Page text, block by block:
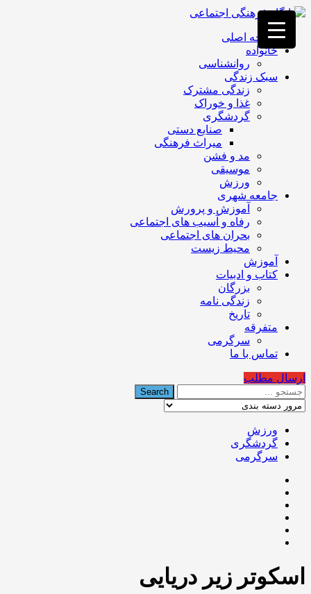
فصد
خون
غرب
تهران
خشکشویی
تصفیه
تهران
صفحه اصلی
خانواده
روانشناسی
سبک زندگی
زندگی مشترک
غذا و خوراک
گردشگری
صنایع دستی
میراث فرهنگی
مد و فشن
موسیقی
ورزش
جامعه شهری
آموزش و پرورش
رفاه و آسیب های اجتماعی
بحران های اجتماعی
محیط زیست
آموزش
کتاب و ادبیات
بزرگان
زندگی نامه
تاریخ
متفرقه
سرگرمی
تماس با ما
ارسال مطلب
ورزش
گردشگری
سرگرمی
اسکوتر زیر دریایی